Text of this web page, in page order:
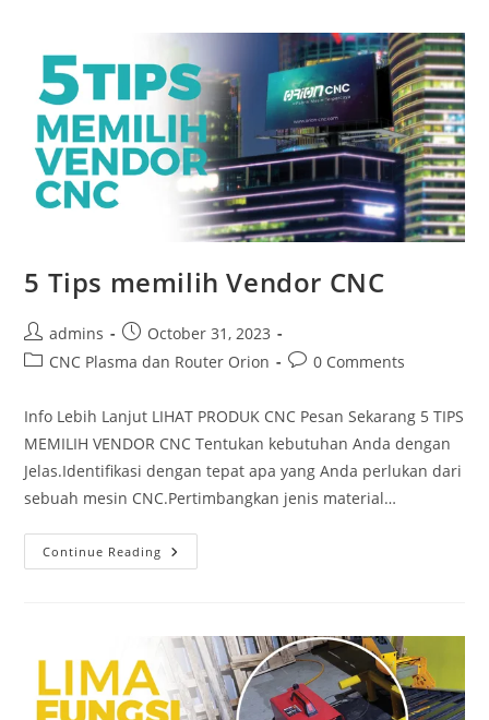
Mesin
Orion
5 Tips memilih Vendor CNC
Post
author:
admins
Post
published:
October 31, 2023
PostCNC Plasma dan Router Orion
Post0 Comments
Info Lebih Lanjut LIHAT PRODUK CNC Pesan Sekarang 5 TIPS
MEMILIH VENDOR CNC Tentukan kebutuhan Anda dengan
Jelas.Identifikasi dengan tepat apa yang Anda perlukan dari
sebuah mesin CNC.Pertimbangkan jenis material…
Continue Reading
Tips